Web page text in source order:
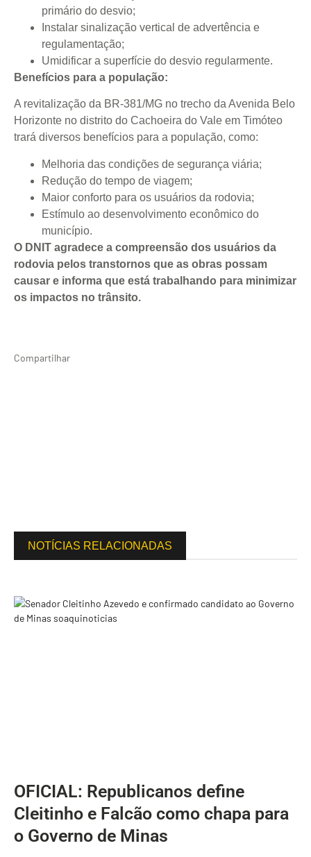
primário do desvio;
Instalar sinalização vertical de advertência e
regulamentação;
Umidificar a superfície do desvio regularmente.
Benefícios para a população:
A revitalização da BR-381/MG no trecho da Avenida Belo
Horizonte no distrito do Cachoeira do Vale em Timóteo
trará diversos benefícios para a população, como:
Melhoria das condições de segurança viária;
Redução do tempo de viagem;
Maior conforto para os usuários da rodovia;
Estímulo ao desenvolvimento econômico do
município.
O DNIT agradece a compreensão dos usuários da
rodovia pelos transtornos que as obras possam
causar e informa que está trabalhando para minimizar
os impactos no trânsito.
Compartilhar
NOTÍCIAS RELACIONADAS
OFICIAL: Republicanos define
Cleitinho e Falcão como chapa para
o Governo de Minas